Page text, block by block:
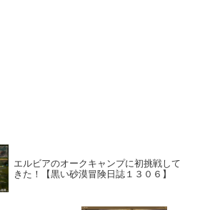
エルビアのオークキャンプに初挑戦して
きた！【黒い砂漠冒険日誌１３０６】